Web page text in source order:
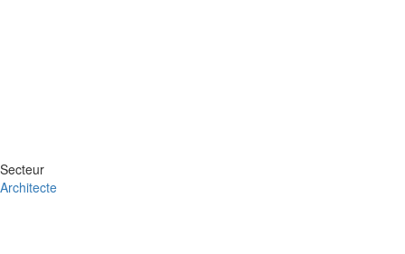
Secteur
Architecte